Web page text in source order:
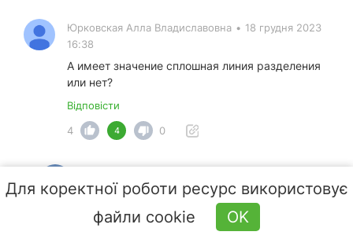
Юрковская Алла Владиславовна • 18 грудня 2023
16:38
А имеет значение сплошная линия разделения
или нет?
Відповісти
4
4 0
16:41
Да, имеет. Она как бы подтверждает, что на
данном участке дороги поворот налево и
Для коректної роботи ресурс використовує
файли cookie
OK